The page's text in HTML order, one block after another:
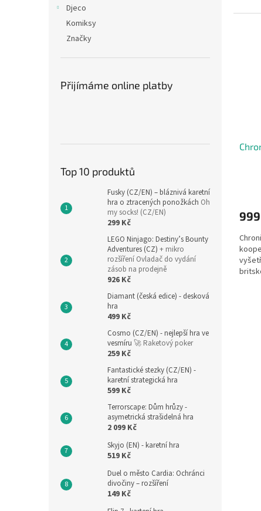
Djeco
Komiksy
Značky
Přijímáme online platby
Top 10 produktů
Fusky (CZ/EN) – bláznivá karetní
hra o ztracených ponožkách Oh
my socks! (CZ/EN)
299 Kč
LEGO Ninjago: Destiny’s Bounty
Adventures (CZ) + mikro
rozšíření Ovladač do vydání
zásob na prodejně
926 Kč
Diamant (česká edice) - desková
hra
499 Kč
Cosmo (CZ/EN) - nejlepší hra ve
vesmíru 🚀 Raketový poker
259 Kč
Fantastické stezky (CZ/EN) -
karetní strategická hra
599 Kč
Terrorscape: Dům hrůzy -
asymetrická strašidelná hra
2 099 Kč
Skyjo (EN) - karetní hra
519 Kč
Duel o město Cardia: Ochránci
divočiny – rozšíření
149 Kč